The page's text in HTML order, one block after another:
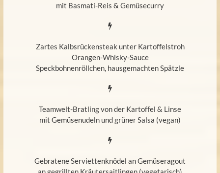
mit Basmati-Reis & Gemüsecurry
Zartes Kalbsrückensteak unter Kartoffelstroh
Orangen-Whisky-Sauce
Speckbohnenröllchen, hausgemachten Spätzle
Teamwelt-Bratling von der Kartoffel & Linse
mit Gemüsenudeln und grüner Salsa (vegan)
Gebratene Serviettenknödel an Gemüseragout